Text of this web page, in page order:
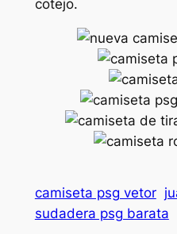
cotejo.
camiseta psg vetor
sudadera psg barata